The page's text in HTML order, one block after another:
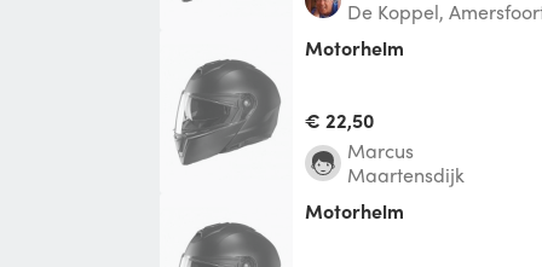
De Koppel,
motorhelm
€ 22,50
Marcus
Maartensdijk
Motorhelm